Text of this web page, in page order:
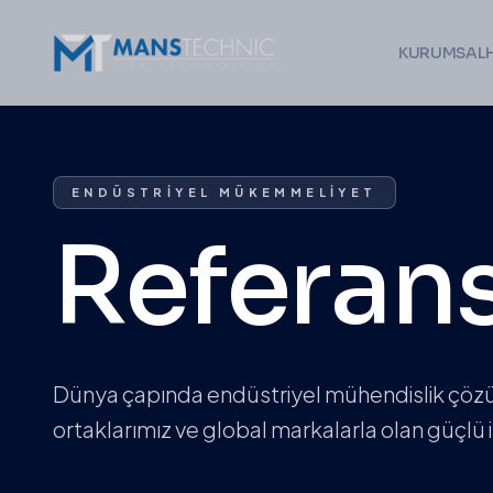
KURUMSAL
ENDÜSTRIYEL MÜKEMMELIYET
Dünya çapında endüstriyel mühendislik
ortaklarımız ve global markalarla olan güçlü